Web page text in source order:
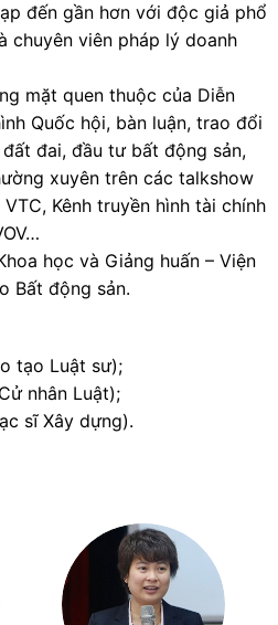
đến gần hơn với độc giả phổ
chuyên viên pháp lý doanh
mặt quen thuộc của Diễn
Quốc hội, bàn luận, trao đổi
đai, đầu tư bất động sản,
xuyên trên các talkshow
VTC, Kênh truyền hình tài chính
học và Giảng huấn – Viện
Bất động sản.
tạo Luật sư);
nhân Luật);
sĩ Xây dựng).